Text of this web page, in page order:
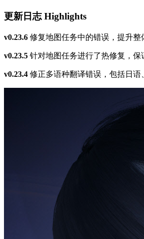
更新日志 Highlights
v0.23.6 修复地图任务中的错误，提升整
v0.23.5 针对地图任务进行了热修复，保
v0.23.4 修正多语种翻译错误，包括日语